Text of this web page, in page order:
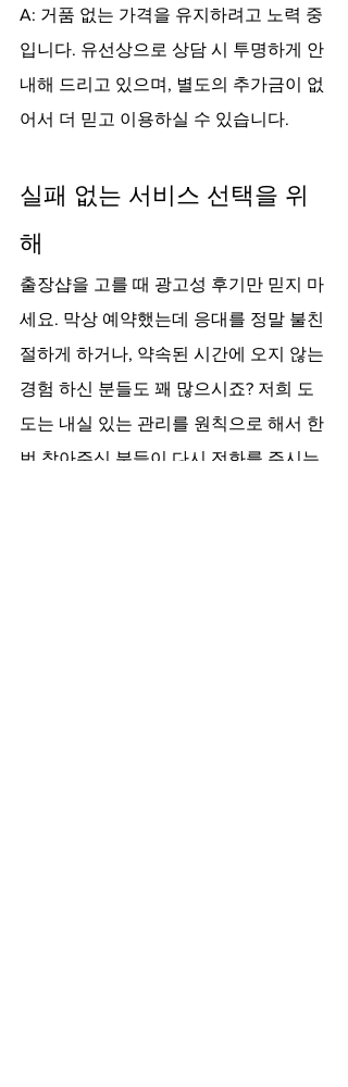
A: 거품 없는 가격을 유지하려고 노력 중
입니다. 유선상으로 상담 시 투명하게 안
내해 드리고 있으며, 별도의 추가금이 없
어서 더 믿고 이용하실 수 있습니다.
실패 없는 서비스 선택을 위
해
출장샵을 고를 때 광고성 후기만 믿지 마
세요. 막상 예약했는데 응대를 정말 불친
절하게 하거나, 약속된 시간에 오지 않는
경험 하신 분들도 꽤 많으시죠? 저희 도
도는 내실 있는 관리를 원칙으로 해서 한
번 찾아주신 분들이 다시 전화를 주시는